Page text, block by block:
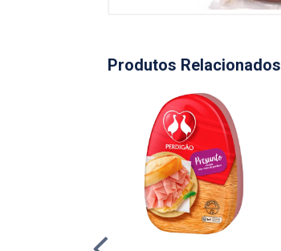
Produtos Relacionados